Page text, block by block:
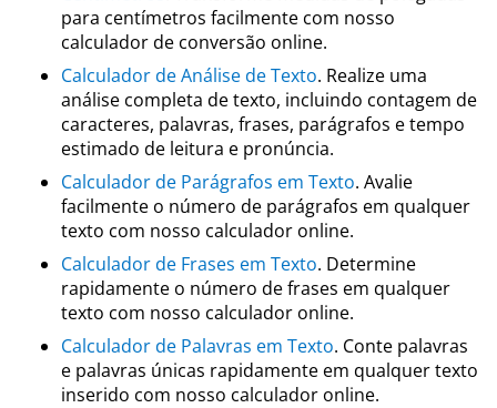
para centímetros facilmente com nosso
calculador de conversão online.
Calculador de Análise de Texto. Realize uma
análise completa de texto, incluindo contagem de
caracteres, palavras, frases, parágrafos e tempo
estimado de leitura e pronúncia.
Calculador de Parágrafos em Texto. Avalie
facilmente o número de parágrafos em qualquer
texto com nosso calculador online.
Calculador de Frases em Texto. Determine
rapidamente o número de frases em qualquer
texto com nosso calculador online.
Calculador de Palavras em Texto. Conte palavras
e palavras únicas rapidamente em qualquer texto
inserido com nosso calculador online.